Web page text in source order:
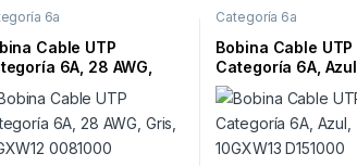
6a
Cable UTP
6A, 28 AWG,
10GXW12 0081000
Categoría 6a
Bobina Cable UTP
Categoría 6A, Azul,
10GXW13 D151000